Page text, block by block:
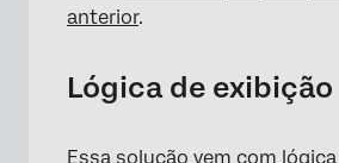
anterior.
Lógica de exibição
Essa solução vem com